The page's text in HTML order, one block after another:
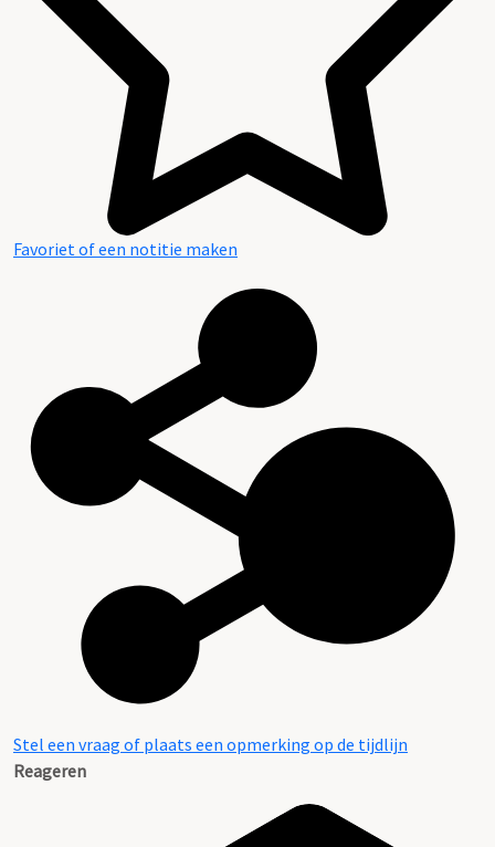
Favoriet of een notitie maken
Stel een vraag of plaats een opmerking op de tijdlijn
Reageren